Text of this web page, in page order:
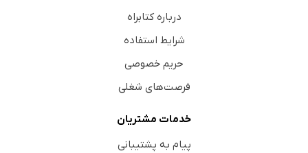
درباره کتابراه
شرایط استفاده
حریم خصوصی
فرصت‌های شغلی
خدمات مشتریان
پیام به پشتیبانی